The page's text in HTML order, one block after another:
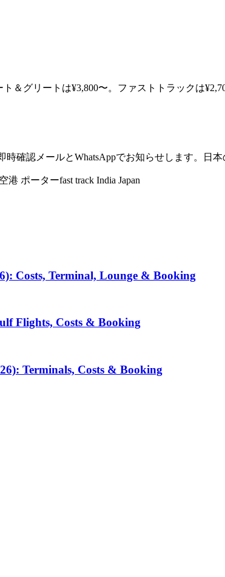
＆グリートは¥3,800〜。ファストトラックは
確認メールとWhatsAppでお知らせします。日
港 ポーターfast track India Japan
Costs, Terminal, Lounge & Booking
Flights, Costs & Booking
Terminals, Costs & Booking